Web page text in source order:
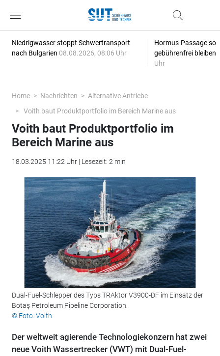
Niedrigwasser stoppt Schwertransport
nach Bulgarien 08.08.2026, 08:06 Uhr
Hormus-Passage
gebührenfrei bleiben
Uhr
Home Nachrichten
Alternative Antriebe
Voith baut Produktportfolio im Bereich Marine aus
Voith baut Produktportfolio im
Bereich Marine aus
18.03.2025 11:22 Uhr | Lesezeit: 2 min
Dual-Fuel-Schlepper des Typs TRAktor V3900-DF im Einsatz der
Botaş Petroleum Pipeline Corporation.
© Foto: Voith
Der weltweit agierende Technologiekonzern hat zwei
neue Voith Wassertrecker (VWT) mit Dual-Fuel-